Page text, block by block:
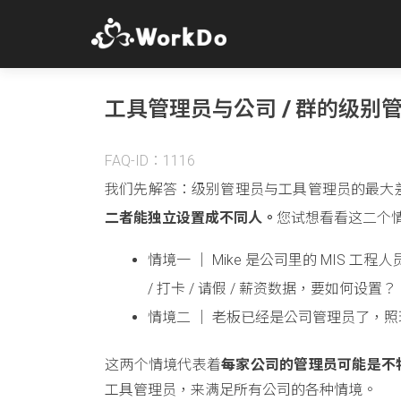
工具管理员与公司 / 群的级别
FAQ-ID：1116
我们先解答：级别管理员与工具管理员的最大
二者能独立设置成不同人。 您试想看看这二个
情境一 │ Mike 是公司里的 MIS 工程人
/ 打卡 / 请假 / 薪资数据，要如何设置？
情境二 │ 老板已经是公司管理员了，
这两个情境代表着每家公司的管理员可能是不
工具管理员，来满足所有公司的各种情境。